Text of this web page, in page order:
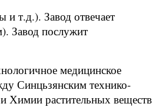
и т.д.). Завод отвечает
Завод послужит
медицинское
Синцьзянским технико-
Химии растительных веществ